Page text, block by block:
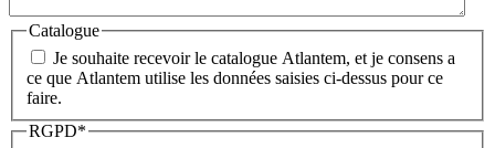
Catalogue
Je souhaite recevoir le catalogue Atlantem, et je consens a
ce que Atlantem utilise les données saisies ci-dessus pour ce
faire.
RGPD*